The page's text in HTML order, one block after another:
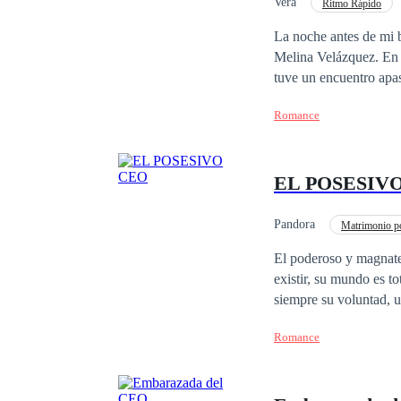
Ritmo Rápido
La noche antes de mi
Melina Velázquez. En
tuve un encuentro
casarse conmigo.
Romance
EL
Pandora Matrimonio
El poderoso y
existir, su mundo es
siempre su voluntad,
de copas pero sin
Romance